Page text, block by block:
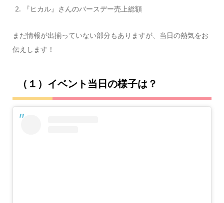
『ヒカル』さんのバースデー売上総額
まだ情報が出揃っていない部分もありますが、当日の熱気をお
伝えします！
（１）イベント当日の様子は？